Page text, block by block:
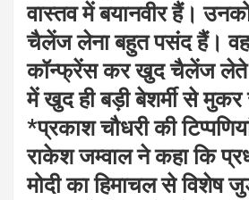
वास्तव में बयानवीर हैं।
चैलेंज लेना बहुत पसंद हैं। वह
कॉन्फ्रेंस कर खुद चैलेंज लेते
में खुद ही बड़ी बेशर्मी से
*प्रकाश चौधरी की
राकेश जम्वाल ने कहा कि
मोदी का हिमाचल से विशेष